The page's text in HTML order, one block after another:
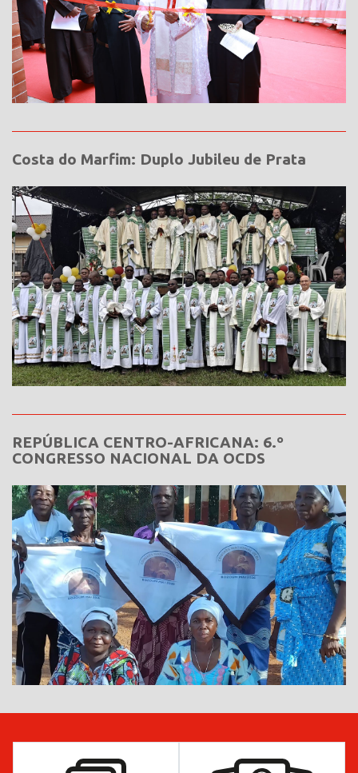
Costa do Marfim: Duplo Jubileu de Prata
REPÚBLICA CENTRO-AFRICANA: 6.º
CONGRESSO NACIONAL DA OCDS